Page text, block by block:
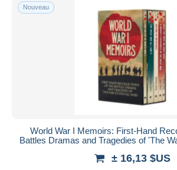
Nouveau
World War I Memoirs: First-Hand
Battles Dramas and Tragedies of 'The
± 16,13 $US